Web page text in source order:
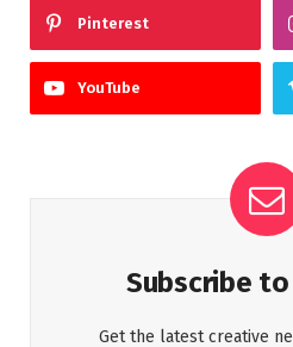
Pinterest
YouTube
Subscribe
Get the latest creative